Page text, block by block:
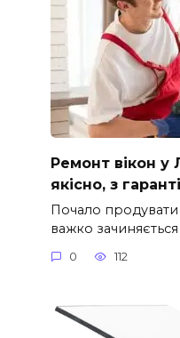
Ремонт вікон у
якісно, з
Почало продувати
важко зачиняється
0 112